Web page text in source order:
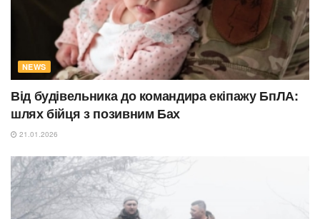
NEWS
Від будівельника до командира екіпажу БпЛА:
шлях бійця з позивним Бах
21.01.2026